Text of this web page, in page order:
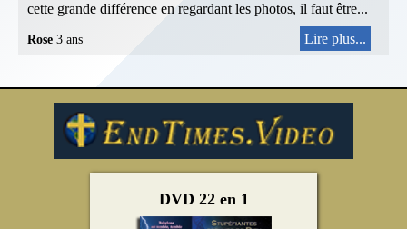
cette grande différence en regardant les photos, il faut être...
Rose 3 ans Lire plus...
DVD 22 en 1